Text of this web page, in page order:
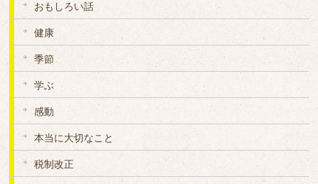
おもしろい話
健康
季節
学ぶ
感動
本当に大切なこと
税制改正